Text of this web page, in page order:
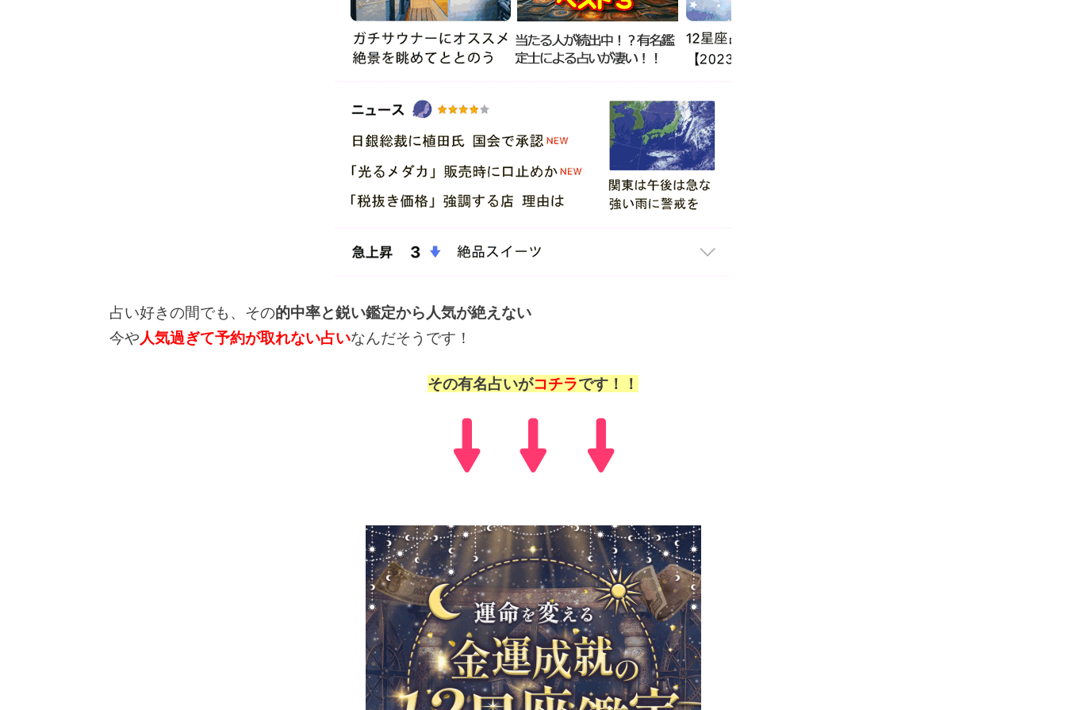
占い好きの間でも、その的中率と鋭い鑑定から人気が絶えない
今や人気過ぎて予約が取れない占いなんだそうです！
その有名占いがコチラです！！